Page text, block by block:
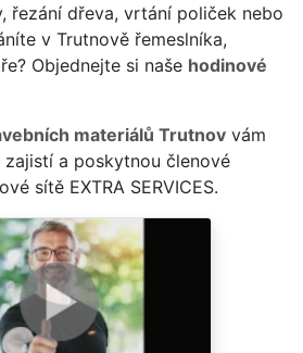
řezání dřeva, vrtání poliček nebo
v Trutnově řemeslníka,
Objednejte si naše hodinové
materiálů Trutnov vám
a poskytnou členové
sítě EXTRA SERVICES.